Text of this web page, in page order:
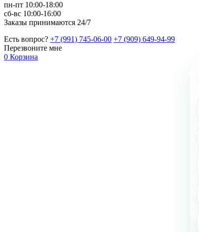
пн-пт 10:00-18:00
сб-вс 10:00-16:00
Заказы принимаются 24/7
Есть вопрос? +7 (991) 745-06-00 +7 (909) 649-94-99
Перезвоните мне
0 Корзина